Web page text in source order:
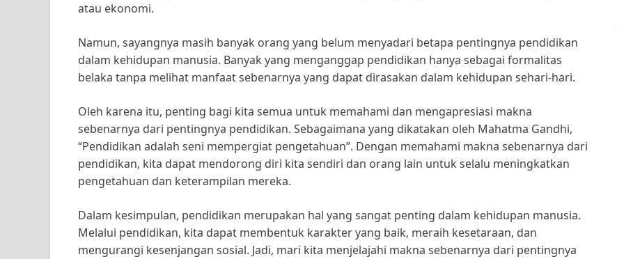
atau ekonomi.
Namun, sayangnya masih banyak orang yang belum menyadari betapa pentingnya pendidikan
dalam kehidupan manusia. Banyak yang menganggap pendidikan hanya sebagai formalitas
belaka tanpa melihat manfaat sebenarnya yang dapat dirasakan dalam kehidupan sehari-hari.
Oleh karena itu, penting bagi kita semua untuk memahami dan mengapresiasi makna
sebenarnya dari pentingnya pendidikan. Sebagaimana yang dikatakan oleh Mahatma Gandhi,
“Pendidikan adalah seni mempergiat pengetahuan”. Dengan memahami makna sebenarnya dari
pendidikan, kita dapat mendorong diri kita sendiri dan orang lain untuk selalu meningkatkan
pengetahuan dan keterampilan mereka.
Dalam kesimpulan, pendidikan merupakan hal yang sangat penting dalam kehidupan manusia.
Melalui pendidikan, kita dapat membentuk karakter yang baik, meraih kesetaraan, dan
mengurangi kesenjangan sosial. Jadi, mari kita menjelajahi makna sebenarnya dari pentingnya